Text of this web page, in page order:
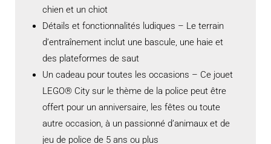
chien et un chiot
Détails et fonctionnalités ludiques – Le terrain
d’entraînement inclut une bascule, une haie et
des plateformes de saut
Un cadeau pour toutes les occasions – Ce jouet
LEGO® City sur le thème de la police peut être
offert pour un anniversaire, les fêtes ou toute
autre occasion, à un passionné d’animaux et de
jeu de police de 5 ans ou plus